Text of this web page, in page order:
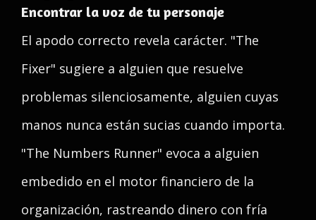
Encontrar la voz de tu personaje
El apodo correcto revela carácter. "The
Fixer" sugiere a alguien que resuelve
problemas silenciosamente, alguien cuyas
manos nunca están sucias cuando importa.
"The Numbers Runner" evoca a alguien
embedido en el motor financiero de la
organización, rastreando dinero con fría